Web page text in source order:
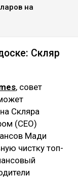
на
Скляр
, совет
Скляра
(CEO)
Мади
чистку топ-